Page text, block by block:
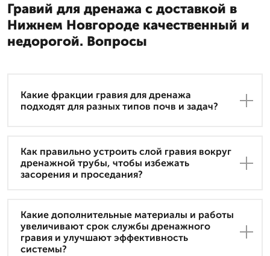
Гравий для дренажа с доставкой в
Нижнем Новгороде качественный и
недорогой. Вопросы
Какие фракции гравия для дренажа
подходят для разных типов почв и задач?
Как правильно устроить слой гравия вокруг
дренажной трубы, чтобы избежать
засорения и проседания?
Какие дополнительные материалы и работы
увеличивают срок службы дренажного
гравия и улучшают эффективность
системы?